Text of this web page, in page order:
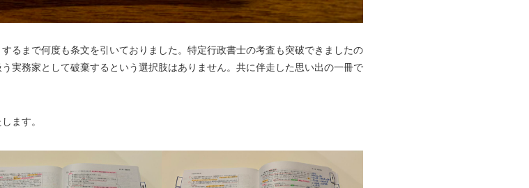
るまで何度も条文を引いておりました。特定行政書士の考査も突破できましたの
実務家として破棄するという選択肢はありません。共に伴走した思い出の一冊で
ます。